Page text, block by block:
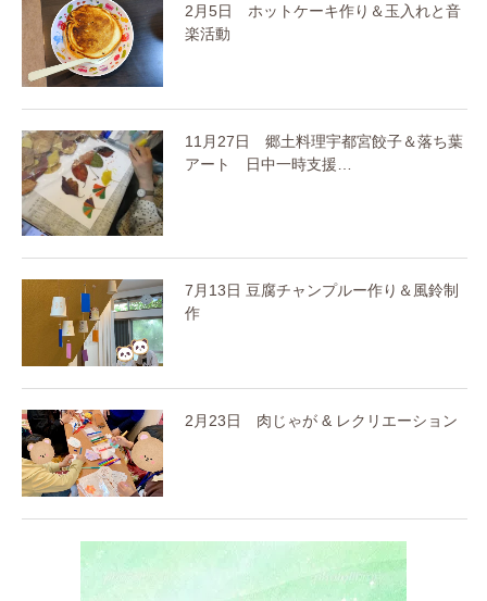
2月5日 ホットケーキ作り＆玉入れと音
楽活動
11月27日 郷土料理宇都宮餃子＆落ち葉
アート 日中一時支援…
7月13日 豆腐チャンプルー作り＆風鈴制
作
2月23日 肉じゃが & レクリエーション